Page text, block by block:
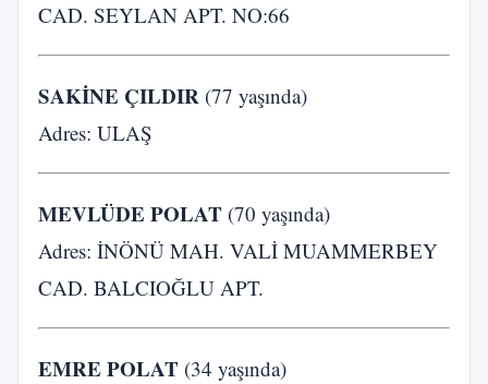
CAD. SEYLAN APT. NO:66
SAKİNE ÇILDIR (77 yaşında)
Adres: ULAŞ
MEVLÜDE POLAT (70 yaşında)
Adres: İNÖNÜ MAH. VALİ MUAMMERBEY
CAD. BALCIOĞLU APT.
EMRE POLAT (34 yaşında)